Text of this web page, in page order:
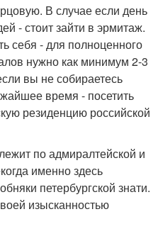
В случае если день
- стоит зайти в эрмитаж.
себя - для полноценного
нужно как минимум 2-3
вы не собираетесь
время - посетить
резиденцию российской
по адмиралтейской и
именно здесь
петербургской знати.
изысканностью